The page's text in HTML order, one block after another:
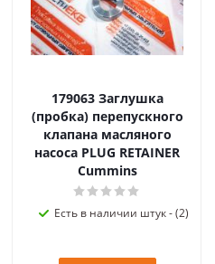
179063 Заглушка
(пробка) перепускного
клапана масляного
насоса PLUG RETAINER
Cummins
Есть в наличии штук - (2)